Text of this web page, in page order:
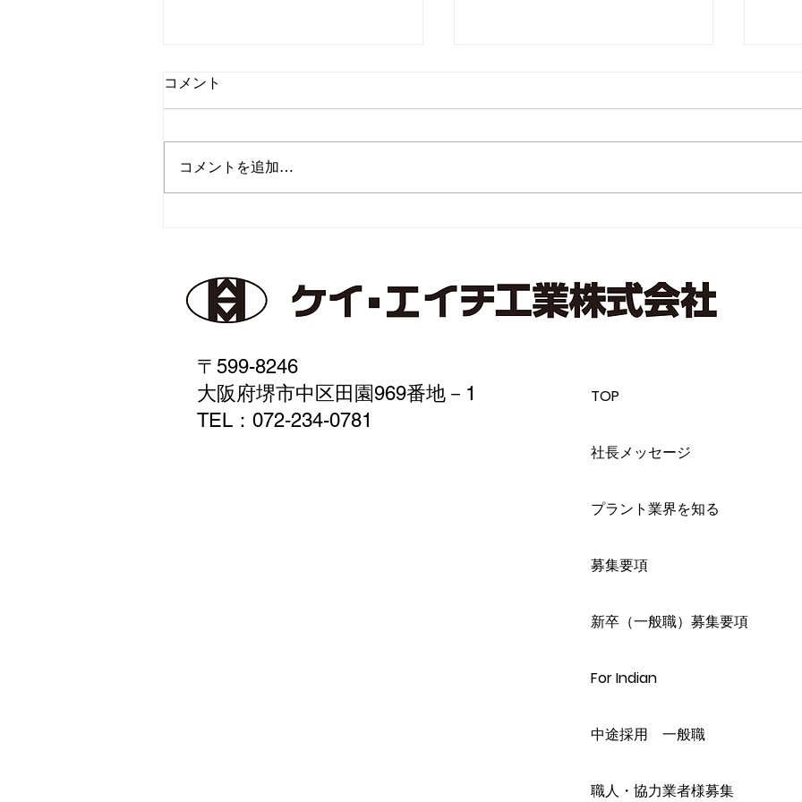
コメント
コメントを追加…
〒599-8246
大阪府堺市中区田園969番地－1
TEL：072‐234-0781
TOP
社長メッセージ
プラント業界を知る
募集要項
新卒（一般職）募集要項
For Indian
中途採用 一般職
職人・協力業者様募集